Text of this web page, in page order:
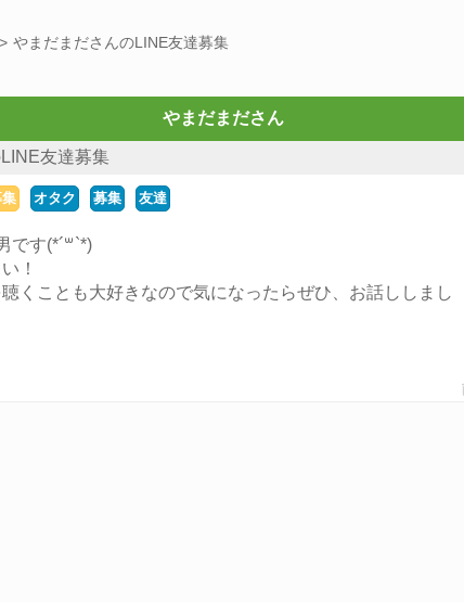
やまだまださんのLINE友達募集
やまだまださん
友達募集
オタク 募集 友達
す(*´꒳`*)
！
くことも大好きなので気になったらぜひ、お話ししまし